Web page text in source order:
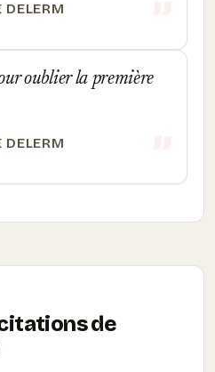
DELERM
oublier la première
DELERM
de